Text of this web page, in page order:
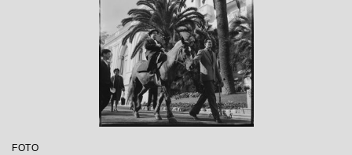
FOTO